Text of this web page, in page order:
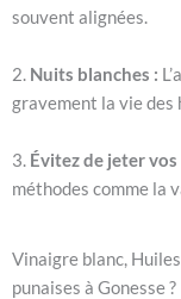
souvent alignées.
2. Nuits blanches :
gravement la vie des
3. Évitez de jeter vos
méthodes comme la
Vinaigre blanc,
punaises à Gonesse ?